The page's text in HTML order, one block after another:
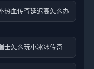
热血传奇延迟高怎么办
士怎么玩小冰冰传奇